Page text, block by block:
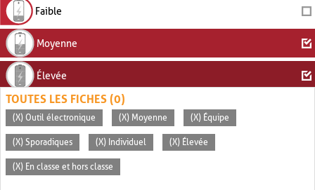
Faible
Moyenne
Élevée
TOUTES LES FICHES (0)
(X) Outil électronique (X) Moyenne (X) Équipe
(X) Sporadiques (X) Individuel (X) Élevée
(X) En classe et hors classe